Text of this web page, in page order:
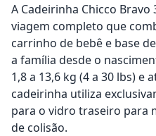
A Cadeirinha Chicco
viagem completo que
carrinho de bebê e base
a família desde o
1,8 a 13,6 kg (4 a 30 lbs) e
cadeirinha utiliza
para o vidro traseiro para
de colisão.